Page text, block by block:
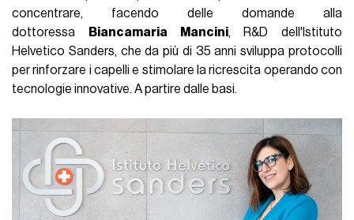
concentrare, facendo delle domande alla
dottoressa
Biancamaria Mancini, R&D dell'Istituto
Helvetico Sanders, che da più di 35 anni sviluppa protocolli
per rinforzare i capelli e stimolare la ricrescita operando con
tecnologie innovative. A partire dalle basi.